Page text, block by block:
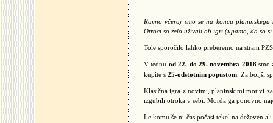
Ravno včeraj smo se na koncu
Otroci so zelo uživali ob igri (upamo, da so
Tole sporočilo lahko preberemo na strani
V tednu od 22. do 29. novembra 2018smo
kupite s 25-odstotnim popustom. Za boljši
Klasična igra z novimi, planinskimi motivi
izgubili otroka v sebi. Morda ga ponovno
Le komu še ni čas počasi tekel na deževen